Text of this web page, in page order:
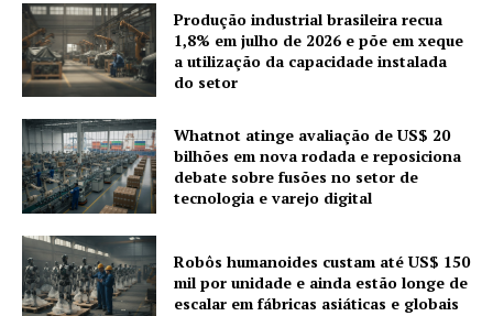
Produção industrial brasileira recua
1,8% em julho de 2026 e põe em xeque
a utilização da capacidade instalada
do setor
Whatnot atinge avaliação de US$ 20
bilhões em nova rodada e reposiciona
debate sobre fusões no setor de
tecnologia e varejo digital
Robôs humanoides custam até US$ 150
mil por unidade e ainda estão longe de
escalar em fábricas asiáticas e globais